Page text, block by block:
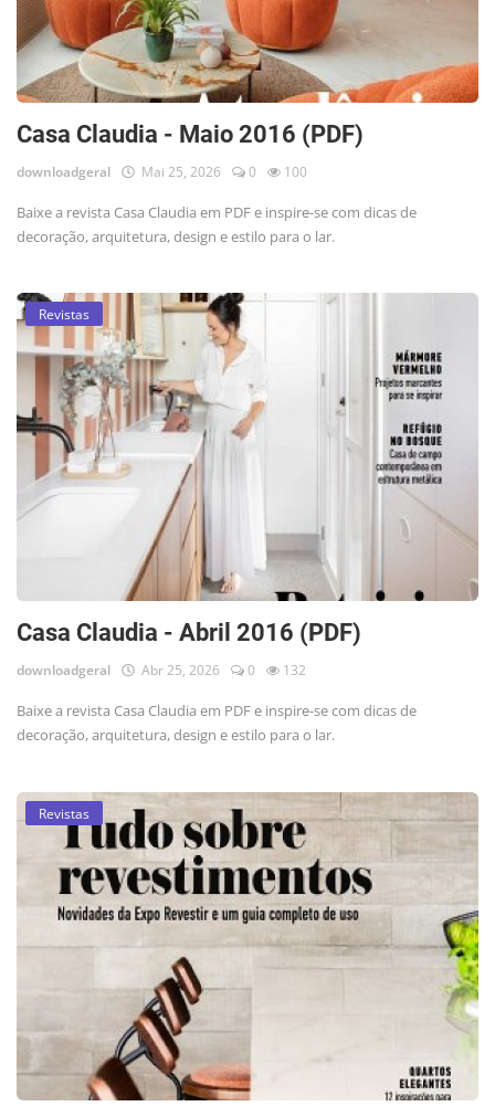
Casa Claudia - Maio 2016 (PDF)
downloadgeral Mai 25, 2026 0 100
Baixe a revista Casa Claudia em PDF e inspire-se com dicas de
decoração, arquitetura, design e estilo para o lar.
Revistas
Casa Claudia - Abril 2016 (PDF)
downloadgeral Abr 25, 2026 0 132
Baixe a revista Casa Claudia em PDF e inspire-se com dicas de
decoração, arquitetura, design e estilo para o lar.
Revistas